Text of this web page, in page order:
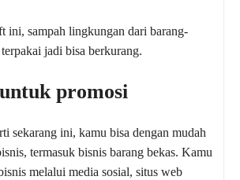
ini, sampah lingkungan dari barang-
jadi bisa berkurang.
promosi
sekarang ini, kamu bisa dengan mudah
termasuk bisnis barang bekas. Kamu
melalui media sosial, situs web